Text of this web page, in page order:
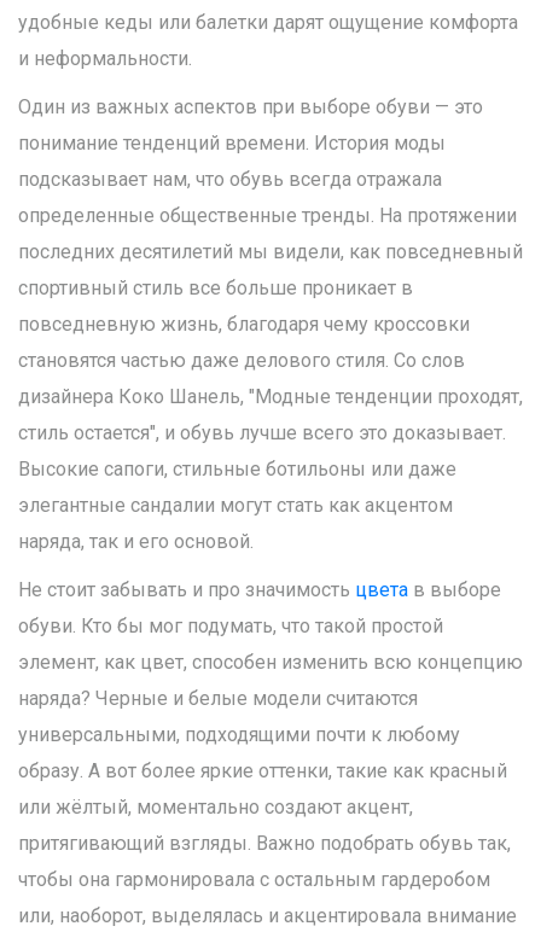
удобные кеды или балетки дарят ощущение комфорта
и неформальности.
Один из важных аспектов при выборе обуви — это
понимание тенденций времени. История моды
подсказывает нам, что обувь всегда отражала
определенные общественные тренды. На протяжении
последних десятилетий мы видели, как повседневный
спортивный стиль все больше проникает в
повседневную жизнь, благодаря чему кроссовки
становятся частью даже делового стиля. Со слов
дизайнера Коко Шанель, "Модные тенденции проходят,
стиль остается", и обувь лучше всего это доказывает.
Высокие сапоги, стильные ботильоны или даже
элегантные сандалии могут стать как акцентом
наряда, так и его основой.
Не стоит забывать и про значимость цвета в выборе
обуви. Кто бы мог подумать, что такой простой
элемент, как цвет, способен изменить всю концепцию
наряда? Черные и белые модели считаются
универсальными, подходящими почти к любому
образу. А вот более яркие оттенки, такие как красный
или жёлтый, моментально создают акцент,
притягивающий взгляды. Важно подобрать обувь так,
чтобы она гармонировала с остальным гардеробом
или, наоборот, выделялась и акцентировала внимание